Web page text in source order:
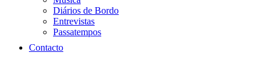
Diários de Bordo
Entrevistas
Passatempos
Contacto